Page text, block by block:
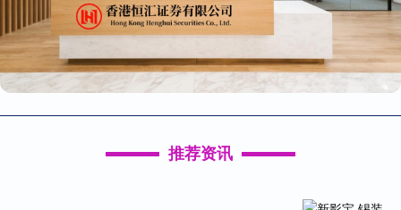
推荐资讯